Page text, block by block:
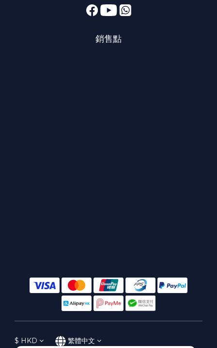
銷售點
$ HKD 繁體中文